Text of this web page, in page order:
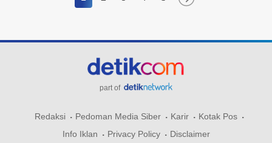
part of
Redaksi Pedoman Media Siber Karir
Kotak Pos
Info Iklan
Privacy Policy Disclaimer